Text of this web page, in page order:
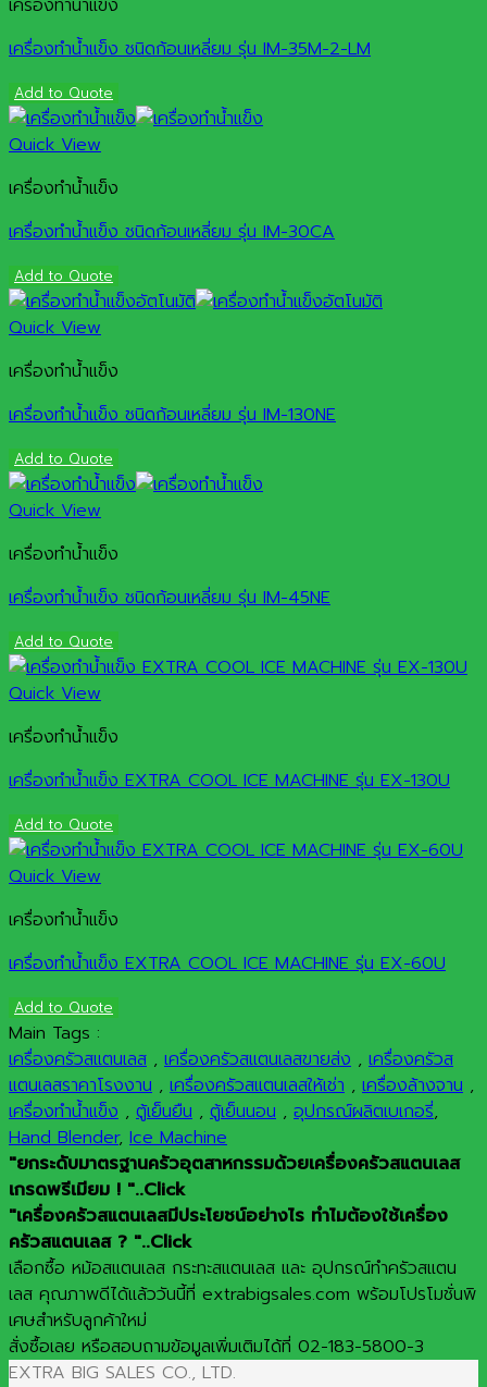
เครื่องทำน้ำแข็ง ชนิดก้อนเหลี่ยม รุ่น IM-35M-2-LM
Add to Quote
Quick View
เครื่องทำน้ำแข็ง
เครื่องทำน้ำแข็ง ชนิดก้อนเหลี่ยม รุ่น IM-30CA
Add to Quote
Quick View
เครื่องทำน้ำแข็ง
เครื่องทำน้ำแข็ง ชนิดก้อนเหลี่ยม รุ่น IM-130NE
Add to Quote
Quick View
เครื่องทำน้ำแข็ง
เครื่องทำน้ำแข็ง ชนิดก้อนเหลี่ยม รุ่น IM-45NE
Add to Quote
Quick View
เครื่องทำน้ำแข็ง
เครื่องทำน้ำแข็ง EXTRA COOL ICE MACHINE รุ่น EX-130U
Add to Quote
Quick View
เครื่องทำน้ำแข็ง
เครื่องทำน้ำแข็ง EXTRA COOL ICE MACHINE รุ่น EX-60U
Add to Quote
Main Tags :
เครื่องครัวสแตนเลส , เครื่องครัวสแตนเลสขายส่ง , เครื่องครัวส
แตนเลสราคาโรงงาน , เครื่องครัวสแตนเลสให้เช่า , เครื่องล้างจาน ,
เครื่องทำน้ำแข็ง , ตู้เย็นยืน , ตู้เย็นนอน , อุปกรณ์ผลิตเบเกอรี่,
Hand Blender, Ice Machine
"ยกระดับมาตรฐานครัวอุตสาหกรรมด้วยเครื่องครัวสแตนเลส
เกรดพรีเมียม ! "..Click
"เครื่องครัวสแตนเลสมีประโยชน์อย่างไร ทำไมต้องใช้เครื่อง
ครัวสแตนเลส ? "..Click
เลือกซื้อ หม้อสแตนเลส กระทะสแตนเลส และ อุปกรณ์ทำครัวสแตน
เลส คุณภาพดีได้แล้ววันนี้ที่ extrabigsales.com พร้อมโปรโมชั่นพิ
เศษสำหรับลูกค้าใหม่
สั่งซื้อเลย หรือสอบถามข้อมูลเพิ่มเติมได้ที่ 02-183-5800-3
EXTRA BIG SALES CO., LTD.